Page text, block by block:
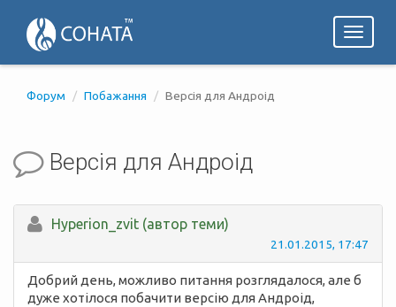
Toggle
Форум Побажання Версія для Андроід
Версія для Андроід
Hyperion_zvit (автор теми)
21.01.2015, 17:47
Добрий день, можливо питання розглядалося, але б
дуже хотілося побачити версію для Андроід,